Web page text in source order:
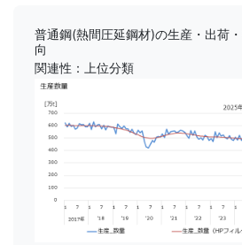
普通鋼(熱間圧延鋼材)の生産・出荷
向
関連性：上位分類